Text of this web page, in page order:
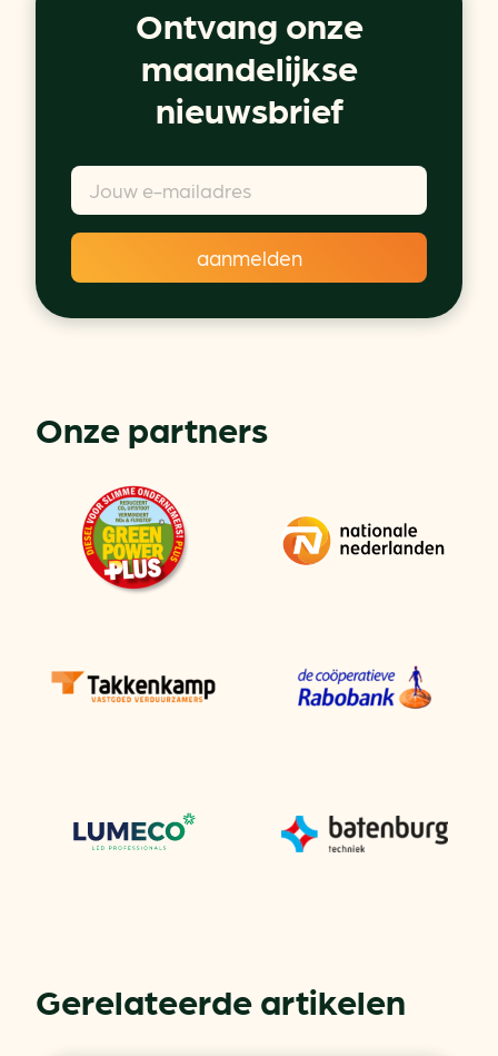
Ontvang onze
maandelijkse
nieuwsbrief
Onze partners
Gerelateerde artikelen